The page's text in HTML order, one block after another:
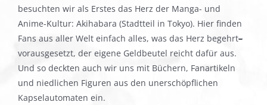
besuchten wir als Erstes das Herz der Manga- und
Anime-Kultur: Akihabara (Stadtteil in Tokyo). Hier finden
Fans aus aller Welt einfach alles, was das Herz begehrt–
vorausgesetzt, der eigene Geldbeutel reicht dafür aus.
Und so deckten auch wir uns mit Büchern, Fanartikeln
und niedlichen Figuren aus den unerschöpflichen
Kapselautomaten ein.